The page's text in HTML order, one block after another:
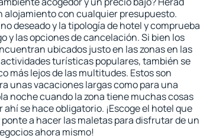
alojamiento con cualquier presupuesto.
deseado y la tipología de hotel y comprueba
y las opciones de cancelación. Si bien los
ubicados justo en las zonas en las
turísticas populares, también se
más lejos de las multitudes. Estos son
unas vacaciones largas como para una
noche cuando la zona tiene muchas cosas
se hace obligatorio. ¡Escoge el hotel que
a hacer las maletas para disfrutar de un
ahora mismo!